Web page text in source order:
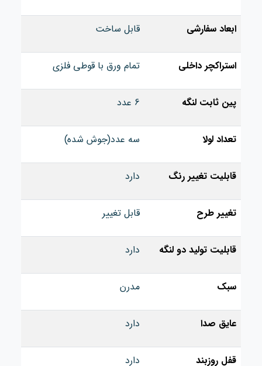
ابعاد سفارشی قابل ساخت
استراکچر داخلی تمام ورق با قوطی فلزی
پین ثابت لنگه 6 عدد
تعداد لولا سه عدد(جوش شده)
قابلیت تغییر رنگ دارد
تغییر طرح قابل تغییر
قابلیت تولید دو لنگه دارد
سبک مدرن
عایق صدا دارد
قفل روزبند دارد